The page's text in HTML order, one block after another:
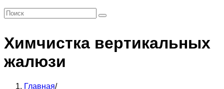
Химчистка вертикальных
жалюзи
Главная/